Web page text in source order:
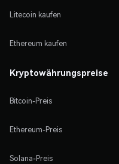
Litecoin kaufen
Ethereum kaufen
Kryptowährungspreise
Bitcoin-Preis
Ethereum-Preis
Solana-Preis